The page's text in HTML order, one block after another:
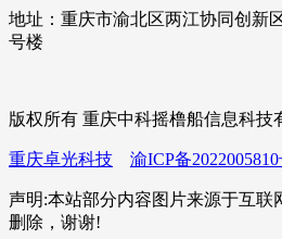
地址：重庆市渝北区两江协同创新
号楼
版权所有 重庆中科摇橹船信息科
重庆卓光科技 渝ICP备
声明:本站部分内容图片来源于互联
删除，谢谢!